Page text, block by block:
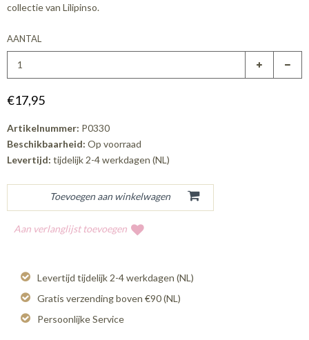
collectie van Lilipinso.
AANTAL
€17,95
Artikelnummer: P0330
Beschikbaarheid: Op voorraad
Levertijd: tijdelijk 2-4 werkdagen (NL)
Aan verlanglijst toevoegen
Levertijd tijdelijk 2-4 werkdagen (NL)
Gratis verzending boven €90 (NL)
Persoonlijke Service